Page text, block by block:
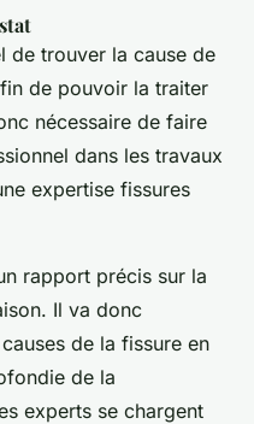
de trouver la cause de
de pouvoir la traiter
nécessaire de faire
dans les travaux
expertise fissures
rapport précis sur la
Il va donc
de la fissure en
de la
experts se chargent